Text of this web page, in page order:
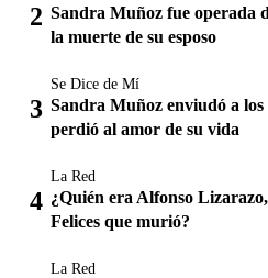
Sandra Muñoz fue operada
la muerte de su esposo
Se Dice de Mí
Sandra Muñoz enviudó a los
perdió al amor de su vida
La Red
¿Quién era Alfonso
Felices que murió?
La Red